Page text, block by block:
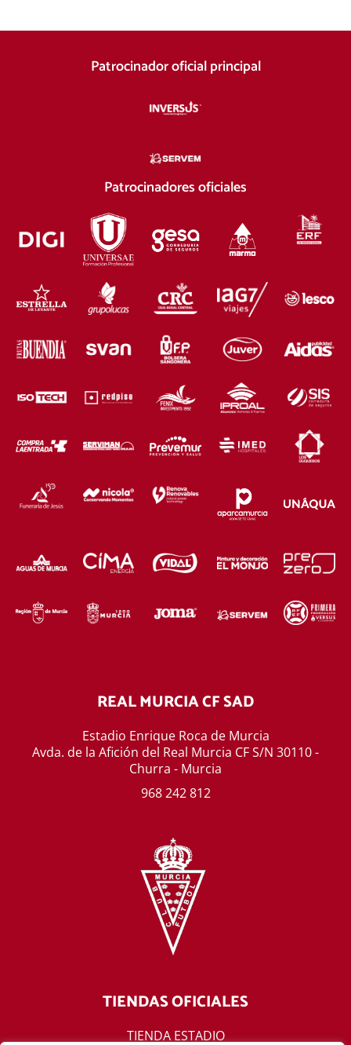
Patrocinador oficial principal
Patrocinadores oficiales
REAL MURCIA CF SAD
Estadio Enrique Roca de Murcia
Avda. de la Afición del Real Murcia CF S/N 30110 -
Churra - Murcia
968 242 812
TIENDAS OFICIALES
TIENDA ESTADIO